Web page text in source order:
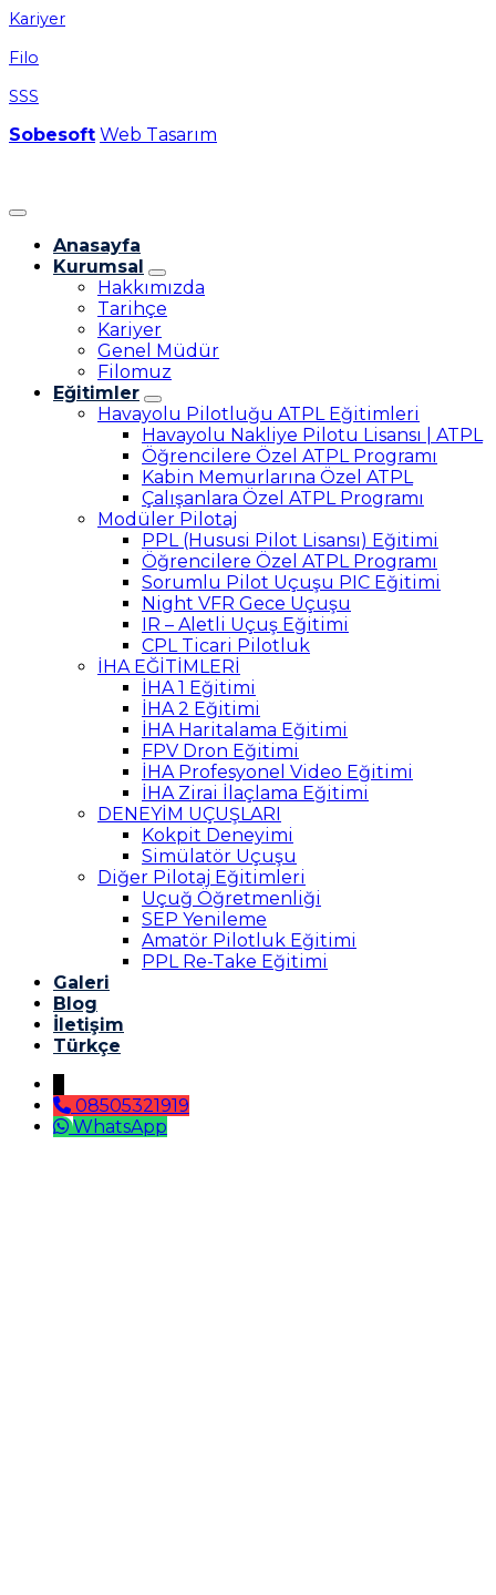
Kariyer
Filo
SSS
Sobesoft Web Tasarım
Anasayfa
Kurumsal
Hakkımızda
Tarihçe
Kariyer
Genel Müdür
Filomuz
Eğitimler
Havayolu Pilotluğu ATPL Eğitimleri
Havayolu Nakliye Pilotu Lisansı | ATPL
Öğrencilere Özel ATPL Programı
Kabin Memurlarına Özel ATPL
Çalışanlara Özel ATPL Programı
Modüler Pilotaj
PPL (Hususi Pilot Lisansı) Eğitimi
Öğrencilere Özel ATPL Programı
Sorumlu Pilot Uçuşu PIC Eğitimi
Night VFR Gece Uçuşu
IR – Aletli Uçuş Eğitimi
CPL Ticari Pilotluk
İHA EĞİTİMLERİ
İHA 1 Eğitimi
İHA 2 Eğitimi
İHA Haritalama Eğitimi
FPV Dron Eğitimi
İHA Profesyonel Video Eğitimi
İHA Zirai İlaçlama Eğitimi
DENEYİM UÇUŞLARI
Kokpit Deneyimi
Simülatör Uçuşu
Diğer Pilotaj Eğitimleri
Uçuğ Öğretmenliği
SEP Yenileme
Amatör Pilotluk Eğitimi
PPL Re-Take Eğitimi
Galeri
Blog
İletişim
Türkçe
08505321919
WhatsApp